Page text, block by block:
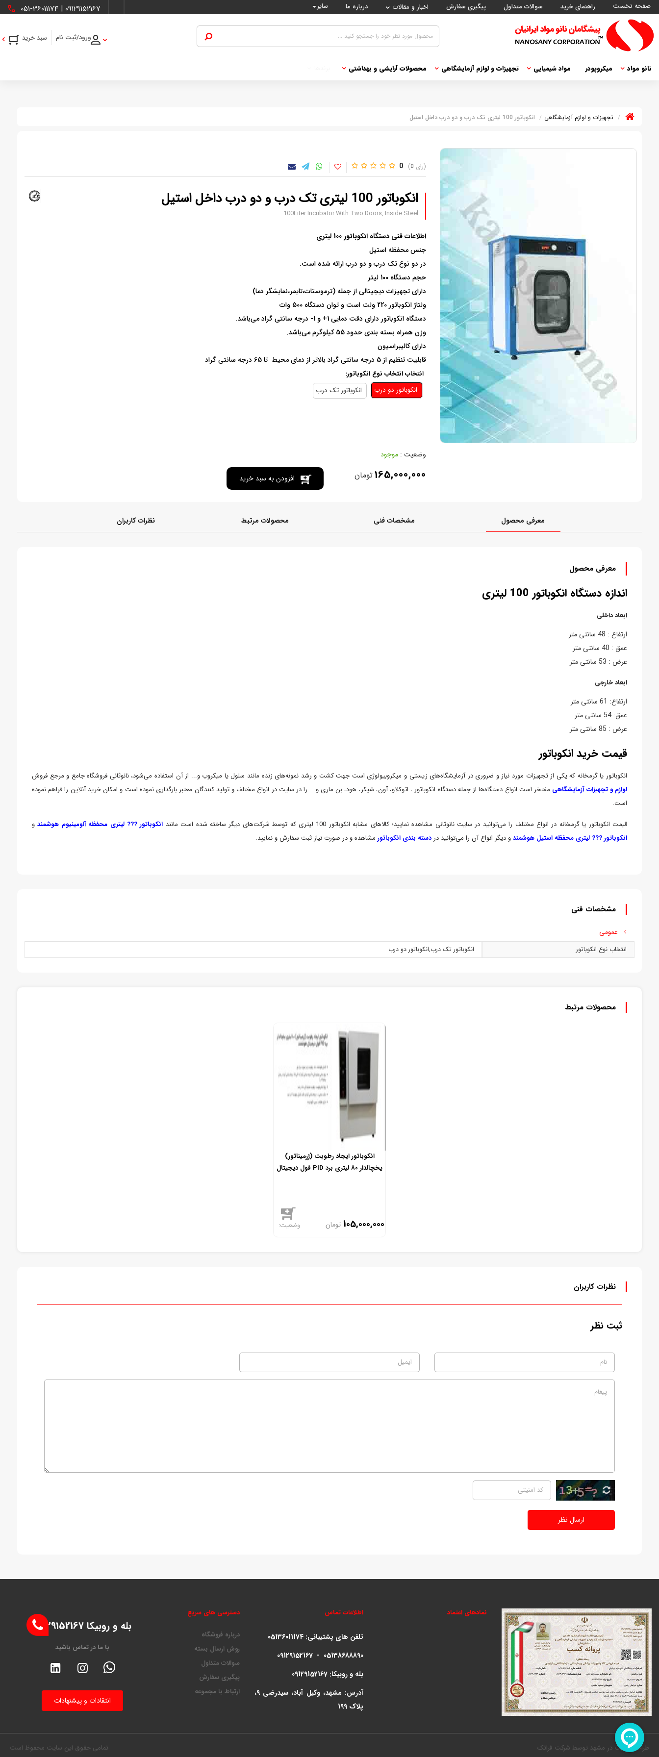
صفحه نخست راهنمای خرید سوالات متداول پیگیری سفارش اخبار و مقالات درباره ما سایر 09129152167
|
051-36011174
ورود/ثبت نام
نانو مواد میکروپودر مواد شیمیایی تجهیزات و لوازم آزمایشگاهی محصولات آرایشی و بهداشتی
تجهیزات و لوازم آزمایشگاهی انکوباتور 100 لیتری تک درب و دو درب داخل استیل
0 0
انکوباتور 100 لیتری تک درب و دو درب داخل استیل
100Liter Incubator With Two Doors, Inside Steel
اطلاعات فنی دستگاه انکوباتور 100 لیتری
جنس محفظه استیل
در دو نوع تک درب و دو درب ارائه شده است.
حجم دستگاه 100 لیتر
دارای تجهیزات دیجیتالی از جمله (ترموستات،تایمر،نمایشگر دما)
ولتاژ انکوباتور 220 ولت است و توان دستگاه 500 وات
دستگاه انکوباتور دارای دقت دمایی 1+ و 1- درجه سانتی گراد می‌باشد.
وزن همراه بسته بندی حدود 55 کیلوگرم می‌باشد.
دارای کالیبراسیون
قابلیت تنظیم از 5 درجه سانتی گراد بالاتر از دمای محیط تا 65 درجه سانتی گراد
انتخاب انتخاب نوع انکوباتور:
انکوباتور دو درب
انکوباتور تک درب
وضعیت : موجود
165,000,000تومان افزودن به سبد خرید
معرفی محصول مشخصات فنی محصولات مرتبط نظرات کاربران
معرفی محصول
اندازه دستگاه انکوباتور 100 لیتری
ابعاد داخلی
ارتفاع : 48 سانتی متر
عمق : 40 سانتی متر
عرض : 53 سانتی متر
ابعاد خارجی
ارتفاع: 61 سانتی متر
عمق: 54 سانتی متر
عرض : 85 سانتی متر
قیمت خرید انکوباتور
انکوباتور یا گرمخانه که یکی از تجهیزات مورد نیاز و ضروری در آزمایشگاه‌های زیستی و میکروبیولوژی است جهت کشت و رشد نمونه‌‌های زنده مانند سلول یا میکروب و... از آن استفاده می‌شود، نانوثانی فروشگاه جامع و مرجع فروش
لوازم و تجهیزات آزمایشگاهی مفتخر است انواع دستگاه‌ها از جمله دستگاه انکوباتور ، اتوکلاو، آون، شیکر، هود، بن ماری و... را در سایت در انواع مختلف و تولید کنندگان معتبر بارگذاری نموده است و امکان خرید آنلاین را فراهم نموده
است.
قیمت انکوباتور یا گرمخانه در انواع مختلف را می‌توانید در سایت نانوثانی مشاهده نمایید؛ کالاهای مشابه انکوباتور 100 لیتری که توسط شرکت‌های دیگر ساخته شده است مانند انكوباتور ??? لیتری محفظه آلومینیوم هوشمندو
انكوباتور ??? لیتری محفظه استیل هوشمندو دیگر انواع آن را می‌توانید در دسته بندی انکوباتور مشاهده و در صورت نیاز ثبت سفارش و نمایید.
مشخصات فنی
عمومی
انتخاب نوع انکوباتور انکوباتور تک درب,انکوباتور دو درب
محصولات مرتبط
انکوباتور ایجاد رطوبت (ژرمیناتور)
یخچالدار 80 لیتری برد PID فول دیجیتال
105,000,000 تومان
نظرات کاربران
ثبت نظر
ارسال نظر
نمادهای اعتماد اطلاعات تماس
تلفن های پشتیبانی: 05136011174
09129152167 - 05138688890
بله و روبیکا: 09129152167
آدرس: مشهد، وکیل آباد، سیدرضی 9،
پلاک 199
دسترسی های سریع
درباره فروشگاه
روش ارسال بسته
سوالات متداول
پیگیری سفارش
ارتباط با مجموعه
بله و روبیکا 09129152167
با ما در تماس باشید
انتقادات و پیشنهادات
طراحی سایت در مشهد توسط شرکت فراتک تمامی حقوق این سایت محفوظ است